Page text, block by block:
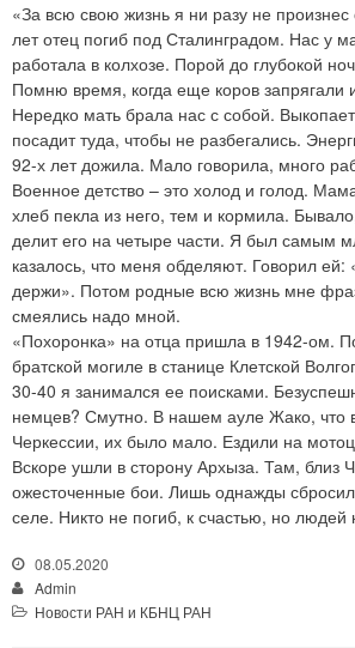
«За всю свою жизнь я ни разу не
лет отец погиб под Сталинградом. Нас у
работала в колхозе. Порой до глубокой
Помню время, когда еще коров запрягали
Нередко мать брала нас с собой.
посадит туда, чтобы не разбегались.
92-х лет дожила. Мало говорила, много
Военное детство – это холод и голод.
хлеб пекла из него, тем и кормила.
делит его на четыре части. Я был самым
казалось, что меня обделяют. Говорил
держи». Потом родные всю жизнь мне
смеялись надо мной.
«Похоронка» на отца пришла в 1942-ом.
братской могиле в станице Клетской
30-40 я занимался ее поисками.
немцев? Смутно. В нашем ауле Жако, что
Черкессии, их было мало. Ездили на
Вскоре ушли в сторону Архыза. Там, близ
ожесточенные бои. Лишь однажды
селе. Никто не погиб, к счастью, но людей
08.05.2020
Admin
Новости РАН и КБНЦ РАН